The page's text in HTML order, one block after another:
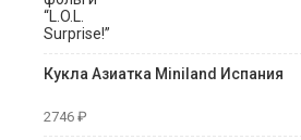
Кукла Азиатка Miniland Испания
2746 ₽